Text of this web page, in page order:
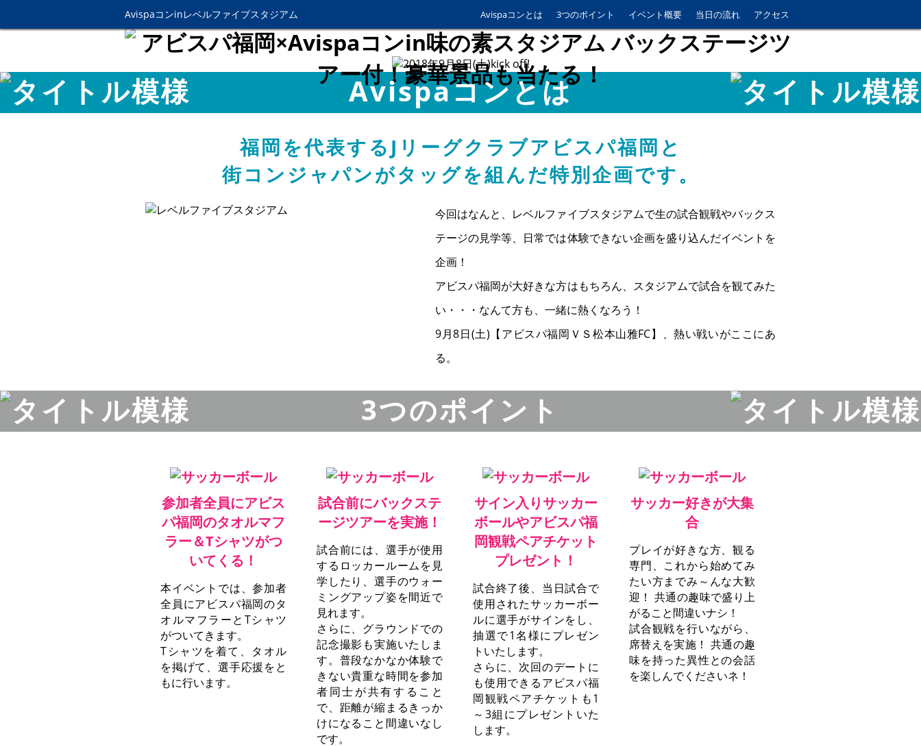
Avispaコンinレベルファイブスタジアム Avispaコンとは 3つのポイント イベント概要 当日の流れ アクセス
Avispaコンとは
福岡を代表するJリーグクラブアビスパ福岡と
街コンジャパンがタッグを組んだ特別企画です。
今回はなんと、レベルファイブスタジアムで生の試合観戦やバックス
テージの見学等、日常では体験できない企画を盛り込んだイベントを
企画！
アビスパ福岡が大好きな方はもちろん、スタジアムで試合を観てみた
い・・・なんて方も、一緒に熱くなろう！
9月8日(土) 【アビスパ福岡ＶＳ松本山雅FC】、熱い戦いがここにあ
る。
3つのポイント
参加者全員にアビス
パ福岡のタオルマフ
ラー＆Tシャツがつ
いてくる！
本イベントでは、参加者
全員にアビスパ福岡のタ
オルマフラーとTシャツ
がついてきます。
Tシャツを着て、タオル
を掲げて、選手応援をと
もに行います。
試合前にバックステ
ージツアーを実施！
試合前には、選手が使用
するロッカールームを見
学したり、選手のウォー
ミングアップ姿を間近で
見れます。
さらに、グラウンドでの
記念撮影も実施いたしま
す。普段なかなか体験で
きない貴重な時間を参加
者同士が共有すること
で、距離が縮まるきっか
けになること間違いなし
です。
サイン入りサッカー
ボールやアビスパ福
岡観戦ペアチケット
プレゼント！
試合終了後、当日試合で
使用されたサッカーボー
ルに選手がサインをし、
抽選で1名様にプレゼン
トいたします。
さらに、次回のデートに
も使用できるアビスパ福
岡観戦ペアチケットも1
～3組にプレゼントいた
します。
サッカー好きが大集
合
プレイが好きな方、観る
専門、これから始めてみ
たい方までみ～んな大歓
迎！ 共通の趣味で盛り上
がること間違いナシ！
試合観戦を行いながら、
席替えを実施！ 共通の趣
味を持った異性との会話
を楽しんでくださいネ！